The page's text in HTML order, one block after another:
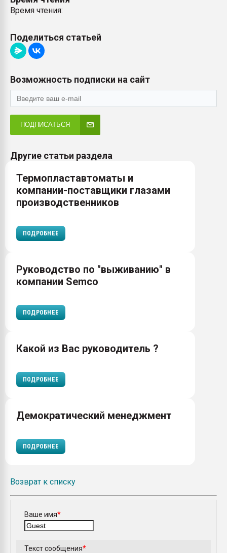
Время чтения:
Поделиться статьей
Возможность подписки на сайт
ПОДПИСАТЬСЯ
Другие статьи раздела
Термопластавтоматы и
компании-поставщики глазами
производственников
ПОДРОБНЕЕ
Руководство по "выживанию" в
компании Semco
ПОДРОБНЕЕ
Какой из Вас руководитель ?
ПОДРОБНЕЕ
Демократический менеджмент
ПОДРОБНЕЕ
Возврат к списку
Ваше имя*
Текст сообщения*